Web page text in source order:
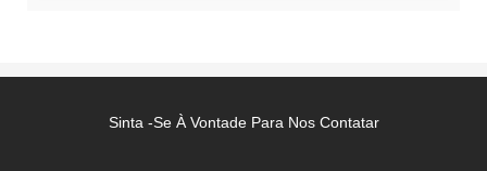
Sinta -se À Vontade Para Nos Contatar